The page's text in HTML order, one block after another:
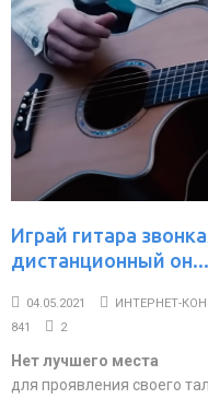
Играй гитара
дистанционный он...
04.05.2021
ИНТЕРНЕТ-
841
2
Нет лучшего места
для проявления своего